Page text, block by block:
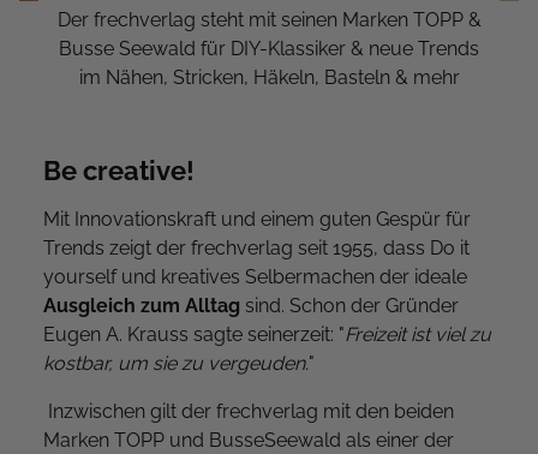
Der frechverlag steht mit seinen Marken TOPP &
Busse Seewald für DIY-Klassiker & neue Trends
im Nähen, Stricken, Häkeln, Basteln & mehr
Be creative!
Mit Innovationskraft und einem guten Gespür für
Trends zeigt der frechverlag seit 1955, dass Do it
yourself und kreatives Selbermachen der ideale
Ausgleich zum Alltag sind. Schon der Gründer
Eugen A. Krauss sagte seinerzeit: "Freizeit ist viel zu
kostbar, um sie zu vergeuden."
Inzwischen gilt der frechverlag mit den beiden
Marken TOPP und BusseSeewald als einer der